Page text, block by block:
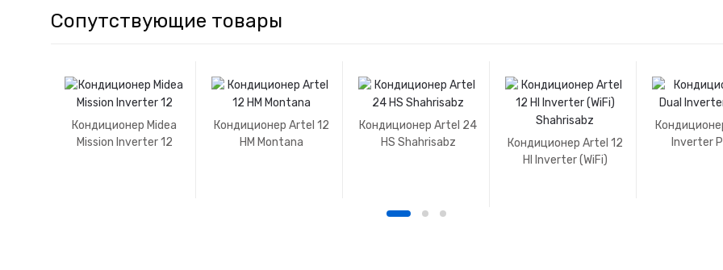
Сопутствующие товары
Кондиционер Midea
Mission Inverter 12
Кондиционер Artel 12
HM Montana
Кондиционер Artel 24
HS Shahrisabz
Кондиционер Artel 12
HI Inverter (WiFi)
Inverter